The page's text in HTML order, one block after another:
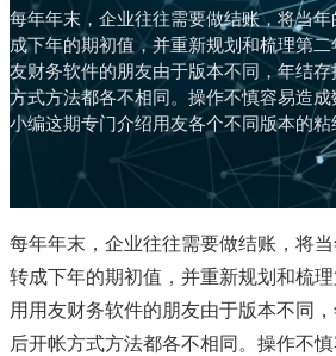
每年年末，企业往往需要做结账，将当
成下年的期初值，并重新规划和梳理第
友财务软件的朋友由于版本不同，年结
方式方法都各不相同。操作不慎容易造
小编这期专门介绍用友各个不同版本的
每年年末，企业往往需要做结账，将
转成下年的期初值，并重新规划和梳
用用友财务软件的朋友由于版本不同
后开帐方式方法都各不相同。操作不